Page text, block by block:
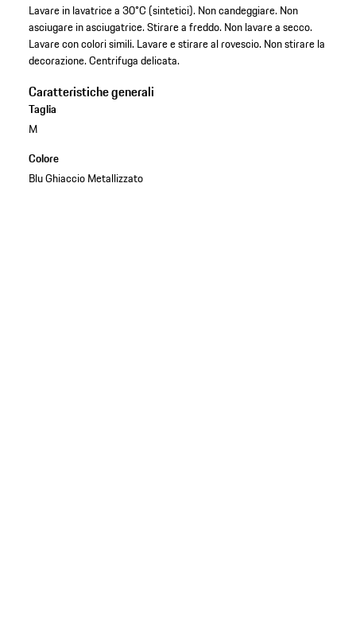
Lavare in lavatrice a 30°C (sintetici). Non candeggiare. Non
asciugare in asciugatrice. Stirare a freddo. Non lavare a secco.
Lavare con colori simili. Lavare e stirare al rovescio. Non stirare la
decorazione. Centrifuga delicata.
Caratteristiche generali
Taglia
M
Colore
Blu Ghiaccio Metallizzato